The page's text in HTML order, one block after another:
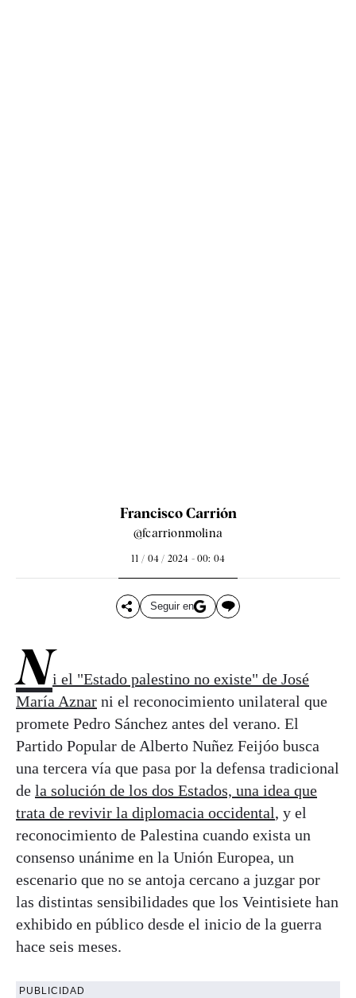
Francisco Carrión
@fcarrionmolina
11 / 04 / 2024 - 00: 04
Seguir en
Ni el "Estado palestino no existe" de José
María Aznar ni el reconocimiento unilateral que
promete Pedro Sánchez antes del verano. El
Partido Popular de Alberto Nuñez Feijóo busca
una tercera vía que pasa por la defensa tradicional
de la solución de los dos Estados, una idea que
trata de revivir la diplomacia occidental, y el
reconocimiento de Palestina cuando exista un
consenso unánime en la Unión Europea, un
escenario que no se antoja cercano a juzgar por
las distintas sensibilidades que los Veintisiete han
exhibido en público desde el inicio de la guerra
hace seis meses.
PUBLICIDAD